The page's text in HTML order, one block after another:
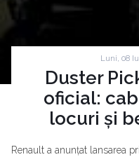
Luni, 08
Duster
oficial:
locuri și
Renault a anunțat lansarea